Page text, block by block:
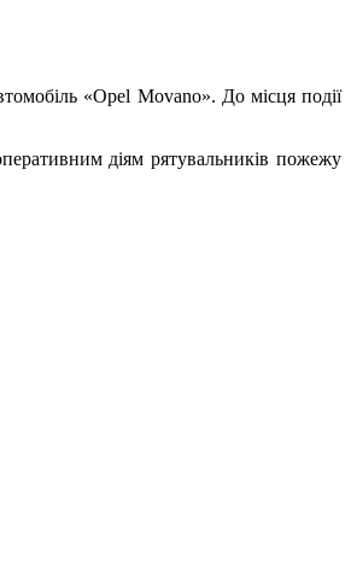
«Opel Movano». До місця події
діям рятувальників пожежу